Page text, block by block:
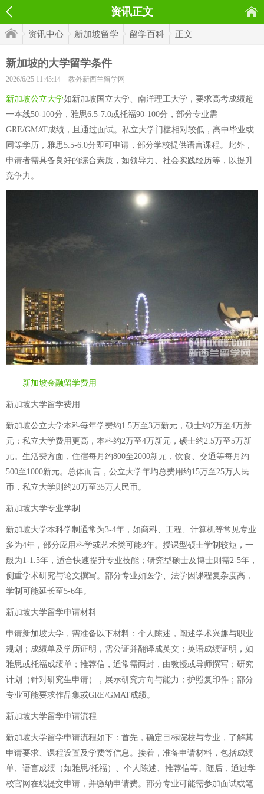
资讯正文
资讯中心 新加坡留学 留学百科 正文
新加坡的大学留学条件
2026/6/25 11:45:14 教外新西兰留学网
新加坡公立大学如新加坡国立大学、南洋理工大学，要求高考成绩超
一本线50-100分，雅思6.5-7.0或托福90-100分，部分专业需
GRE/GMAT成绩，且通过面试。私立大学门槛相对较低，高中毕业或
同等学历，雅思5.5-6.0分即可申请，部分学校提供语言课程。此外，
申请者需具备良好的综合素质，如领导力、社会实践经历等，以提升
竞争力。
新加坡金融留学费用
新加坡大学留学费用
新加坡公立大学本科每年学费约1.5万至3万新元，硕士约2万至4万新
元；私立大学费用更高，本科约2万至4万新元，硕士约2.5万至5万新
元。生活费方面，住宿每月约800至2000新元，饮食、交通等每月约
500至1000新元。总体而言，公立大学年均总费用约15万至25万人民
币，私立大学则约20万至35万人民币。
新加坡大学专业学制
新加坡大学本科学制通常为3-4年，如商科、工程、计算机等常见专业
多为4年，部分应用科学或艺术类可能3年。授课型硕士学制较短，一
般为1-1.5年，适合快速提升专业技能；研究型硕士及博士则需2-5年，
侧重学术研究与论文撰写。部分专业如医学、法学因课程复杂度高，
学制可能延长至5-6年。
新加坡大学留学申请材料
申请新加坡大学，需准备以下材料：个人陈述，阐述学术兴趣与职业
规划；成绩单及学历证明，需公证并翻译成英文；英语成绩证明，如
雅思或托福成绩单；推荐信，通常需两封，由教授或导师撰写；研究
计划（针对研究生申请），展示研究方向与能力；护照复印件；部分
专业可能要求作品集或GRE/GMAT成绩。
新加坡大学留学申请流程
新加坡大学留学申请流程如下：首先，确定目标院校与专业，了解其
申请要求、课程设置及学费等信息。接着，准备申请材料，包括成绩
单、语言成绩（如雅思/托福）、个人陈述、推荐信等。随后，通过学
校官网在线提交申请，并缴纳申请费。部分专业可能需参加面试或笔